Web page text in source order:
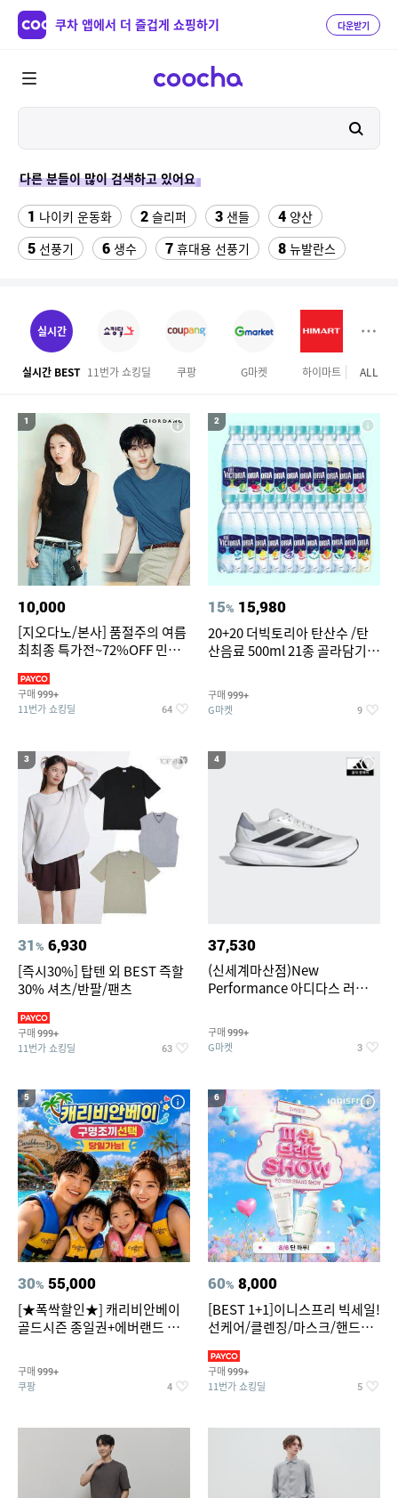
쿠차 앱에서 더 즐겁게 쇼핑하기 다운받기
다른 분들이 많이 검색하고 있어요
1 나이키 운동화 2 슬리퍼 3 샌들 4 양산
5 선풍기 6 생수 7 휴대용 선풍기 8 뉴발란스
12 라인댄스옷 여성실내수영복
15 싼미니인형뽑기기계
17 수향미쌀10kg특등급 18
bmw z4 실내등 조던슬링백
ALL
실시간
실시간 BEST 11번가 쇼킹딜 쿠팡 G마켓 하이마트 이마
1
10,000
[지오다노/본사] 품절주의 여름
최최종 특가전~72%OFF 민소
구매 999+
11번가 쇼킹딜 64
2
15% 15,980
20+20 더빅토리아 탄산수 /탄
산음료 500ml 21종 골라담기
구매 999+
G마켓 9
3
31% 6,930
[즉시30%] 탑텐 외 BEST 즉할
30% 셔츠/반팔/팬츠
구매 999+
11번가 쇼킹딜 63
4
37,530
(신세계마산점)New
Performance 아디다스 러닝화
구매 999+
G마켓 3
5
30% 55,000
[★폭싹할인★] 캐리비안베이
골드시즌 종일권+에버랜드 오
구매 999+
쿠팡 4
6
60% 8,000
[BEST 1+1]이니스프리 빅세일!
선케어/클렌징/마스크/핸드크
구매 999+
11번가 쇼킹딜 5